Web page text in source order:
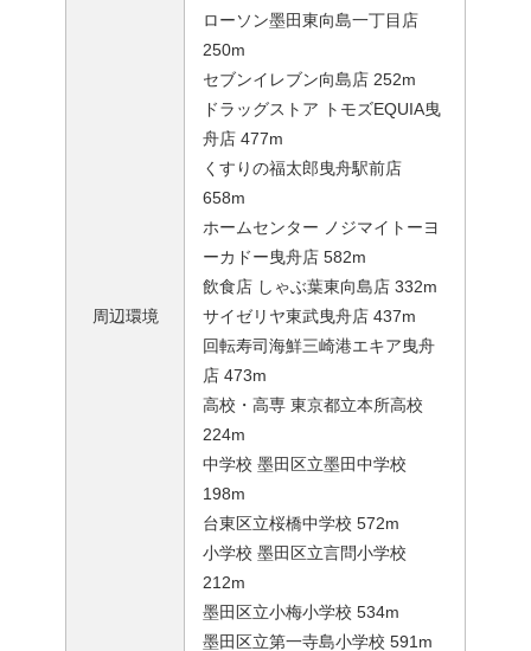
周辺環境
ローソン墨田東向島一丁目店
250m
セブンイレブン向島店 252m
ドラッグストア トモズEQUIA曳
舟店 477m
くすりの福太郎曳舟駅前店
658m
ホームセンター ノジマイトーヨ
ーカドー曳舟店 582m
飲食店 しゃぶ葉東向島店 332m
サイゼリヤ東武曳舟店 437m
回転寿司海鮮三崎港エキア曳舟
店 473m
高校・高専 東京都立本所高校
224m
中学校 墨田区立墨田中学校
198m
台東区立桜橋中学校 572m
小学校 墨田区立言問小学校
212m
墨田区立小梅小学校 534m
墨田区立第一寺島小学校 591m